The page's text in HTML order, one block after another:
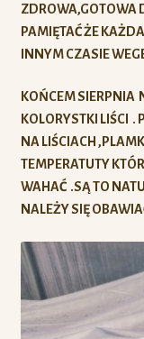
ZDROWA,GOTOWA
PAMIĘTAĆ ŻE
INNYM CZASIE
KOŃCEM SIERPNIA
KOLORYSTKI LIŚCI .
NA LIŚCIACH
TEMPERATUTY
WAHAĆ .SĄ TO
NALEŻY SIĘ